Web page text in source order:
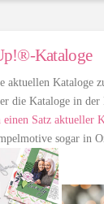
Kataloge
aktuellen Kataloge
die Kataloge in der
Satz aktueller
sogar in